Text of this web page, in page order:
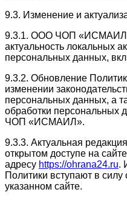
9.3. Изменение и
9.3.1. ООО ЧОП «ИСМАИЛ»
актуальность локальных
персональных данных,
9.3.2. Обновление
изменении
персональных данных, а
обработки персональных
ЧОП «ИСМАИЛ».
9.3.3. Актуальная
открытом доступе на
адресу https://ohrana24.ru.
Политики вступают в
указанном сайте.